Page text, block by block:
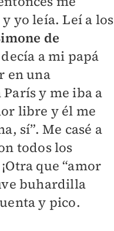
yo leía. Leí a los
de
a mi papá
en una
y me iba a
libre y él me
sí”. Me casé a
todos los
que “amor
buhardilla
y pico.